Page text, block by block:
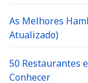
As Melhores
Atualizado)
50 Restaurantes
Conhecer